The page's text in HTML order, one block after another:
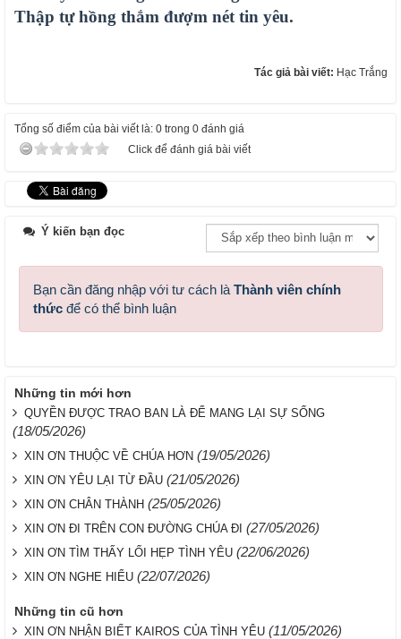
Thập tự hồng thắm đượm nét tin yêu.
Tác giả bài viết: Hạc Trắng
Tổng số điểm của bài viết là: 0 trong 0 đánh giá
Click để đánh giá bài viết
Ý kiến bạn đọc
Bạn cần đăng nhập với tư cách là Thành viên chính
thức để có thể bình luận
Những tin mới hơn
QUYỀN ĐƯỢC TRAO BAN LÀ ĐỂ MANG LẠI SỰ SỐNG
(18/05/2026)
XIN ƠN THUỘC VỀ CHÚA HƠN (19/05/2026)
XIN ƠN YÊU LẠI TỪ ĐẦU (21/05/2026)
XIN ƠN CHÂN THÀNH (25/05/2026)
XIN ƠN ĐI TRÊN CON ĐƯỜNG CHÚA ĐI (27/05/2026)
XIN ƠN TÌM THẤY LỐI HẸP TÌNH YÊU (22/06/2026)
XIN ƠN NGHE HIỂU (22/07/2026)
Những tin cũ hơn
XIN ƠN NHẬN BIẾT KAIROS CỦA TÌNH YÊU (11/05/2026)